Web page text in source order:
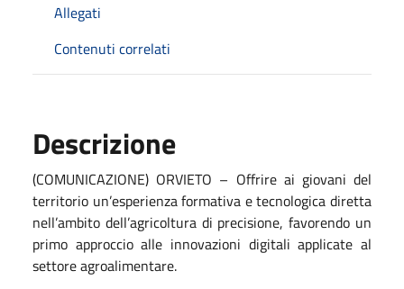
Allegati
Contenuti correlati
Descrizione
(COMUNICAZIONE) ORVIETO – Offrire ai giovani del
territorio un’esperienza formativa e tecnologica diretta
nell’ambito dell’agricoltura di precisione, favorendo un
primo approccio alle innovazioni digitali applicate al
settore agroalimentare.